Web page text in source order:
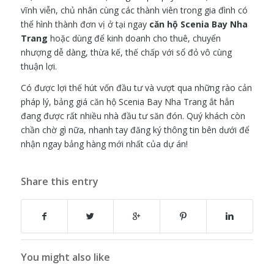
vĩnh viễn, chủ nhân cùng các thành viên trong gia đình có
thể hình thành đơn vị ở tại ngay căn hộ Scenia Bay Nha
Trang hoặc dùng để kinh doanh cho thuê, chuyển
nhượng dễ dàng, thừa kế, thế chấp với sổ đỏ vô cùng
thuận lợi.
Có được lợi thế hút vốn đầu tư và vượt qua những rào cản
pháp lý, bảng giá căn hộ Scenia Bay Nha Trang ắt hẳn
đang được rất nhiều nhà đầu tư săn đón. Quý khách còn
chần chờ gì nữa, nhanh tay đăng ký thông tin bên dưới để
nhận ngay bảng hàng mới nhất của dự án!
Share this entry
You might also like